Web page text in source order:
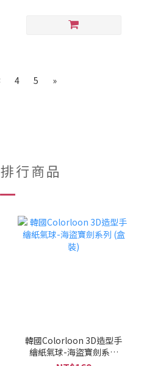
4 5 »
行商品
韓國Colorloon 3D造型手
繪紙氣球-海盜寶劍系列